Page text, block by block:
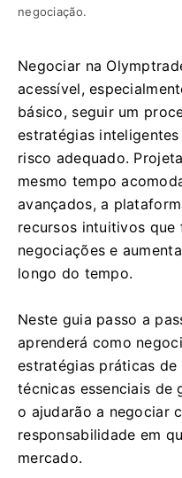
negociação.
Negociar na
acessível,
básico, seguir um
estratégias
risco adequado.
mesmo tempo
avançados, a
recursos intuitivos
negociações e
longo do tempo.
Neste guia passo a
aprenderá como
estratégias práticas
técnicas essenciais de
o ajudarão a negociar
responsabilidade em
mercado.